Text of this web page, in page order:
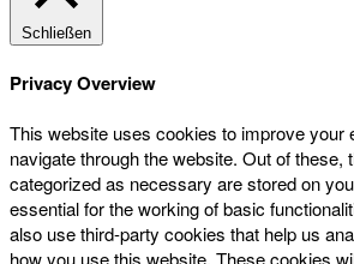
Schließen
Privacy Overview
This website uses cookies to improve your
navigate through the website. Out of these,
categorized as necessary are stored on
essential for the working of basic
also use third-party cookies that help us
how you use this website. These cookies